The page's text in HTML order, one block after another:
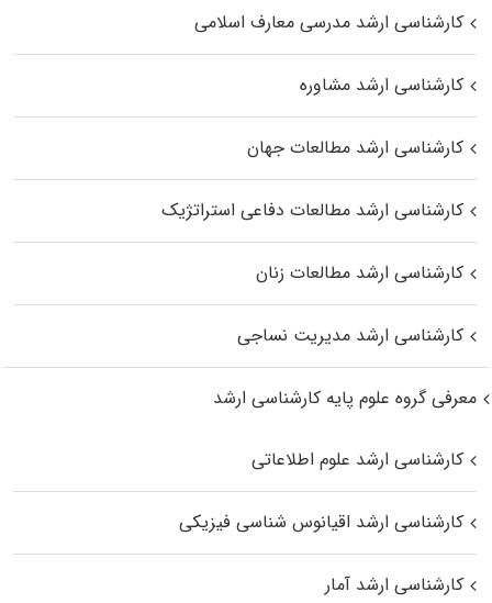
کارشناسی ارشد مدرسی معارف اسلامی
کارشناسی ارشد مشاوره
کارشناسی ارشد مطالعات جهان
کارشناسی ارشد مطالعات دفاعی استراتژیک
کارشناسی ارشد مطالعات زنان
کارشناسی ارشد مدیریت نساجی
معرفی گروه علوم پایه کارشناسی ارشد
کارشناسی ارشد علوم اطلاعاتی
کارشناسی ارشد اقیانوس‌ شناسی فیزیکی
کارشناسی ارشد آمار